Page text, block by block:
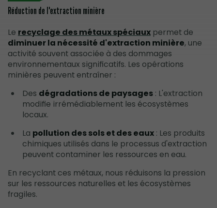
Réduction de l'extraction minière
Le recyclage des métaux spéciaux permet de
diminuer la nécessité d'extraction minière, une
activité souvent associée à des dommages
environnementaux significatifs. Les opérations
minières peuvent entraîner :
Des dégradations de paysages: L'extraction
modifie irrémédiablement les écosystèmes
locaux.
La pollution des sols et des eaux: Les produits
chimiques utilisés dans le processus d'extraction
peuvent contaminer les ressources en eau.
En recyclant ces métaux, nous réduisons la pression
sur les ressources naturelles et les écosystèmes
fragiles.